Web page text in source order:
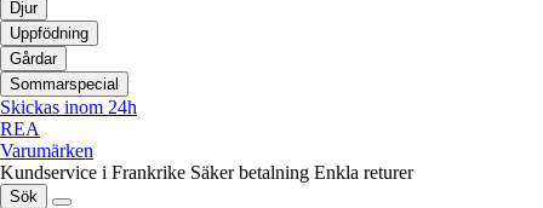
Djur
Uppfödning
Gårdar
Sommarspecial
Skickas inom 24h
REA
Varumärken
Kundservice i Frankrike Säker betalning Enkla returer
Sök